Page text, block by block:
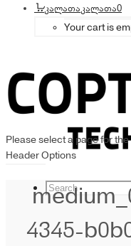
კალათაკალათა0
Your cart is
Please select a page for
Header Options
4345-